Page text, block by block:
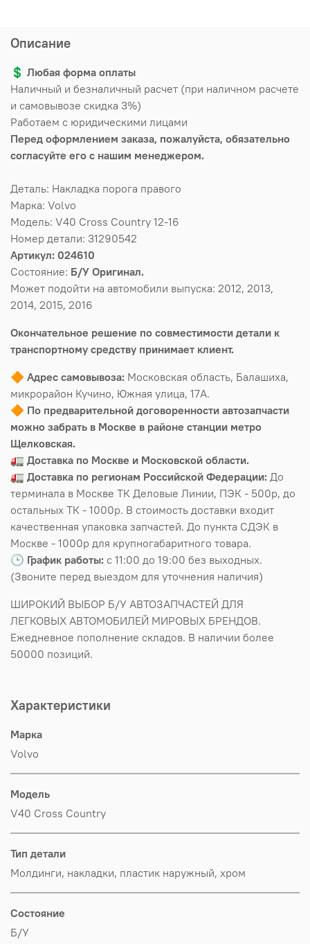
Описание
💲 Любая форма оплаты
Наличный и безналичный расчет (при наличном расчете
и самовывозе скидка 3%)
Работаем с юридическими лицами
Перед оформлением заказа, пожалуйста, обязательно
согласуйте его с нашим менеджером.
Деталь: Накладка порога правого
Марка: Volvo
Модель: V40 Cross Country 12-16
Номер детали: 31290542
Артикул: 024610
Состояние: Б/У Оригинал.
Может подойти на автомобили выпуска: 2012, 2013,
2014, 2015, 2016
Окончательное решение по совместимости детали к
транспортному средству принимает клиент.
🔶 Адрес самовывоза: Московская область, Балашиха,
микрорайон Кучино, Южная улица, 17А.
🔶 По предварительной договоренности автозапчасти
можно забрать в Москве в районе станции метро
Щелковская.
🚛 Доставка по Москве и Московской области.
🚛 Доставка по регионам Российской Федерации: До
терминала в Москве ТК Деловые Линии, ПЭК - 500р, до
остальных ТК - 1000р. В стоимость доставки входит
качественная упаковка запчастей. До пункта СДЭК в
Москве - 1000р для крупногабаритного товара.
🕒 График работы: с 11:00 до 19:00 без выходных.
(Звоните перед выездом для уточнения наличия)
ШИРОКИЙ ВЫБОР Б/У АВТОЗАПЧАСТЕЙ ДЛЯ
ЛЕГКОВЫХ АВТОМОБИЛЕЙ МИРОВЫХ БРЕНДОВ.
Ежедневное пополнение складов. В наличии более
50000 позиций.
Характеристики
Марка
Volvo
Модель
V40 Cross Country
Тип детали
Молдинги, накладки, пластик наружный, хром
Состояние
Б/У